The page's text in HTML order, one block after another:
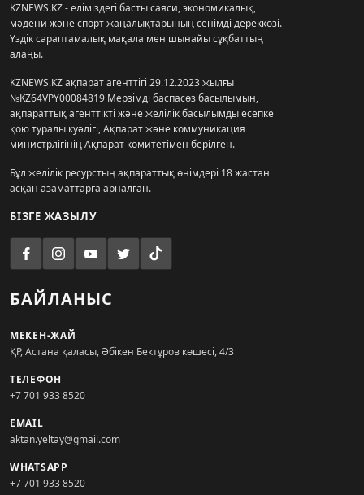
KZNEWS.KZ - еліміздегі басты саяси, экономикалық,
мәдени және спорт жаңалықтарының сенімді дереккөзі.
Үздік сараптамалық мақала мен шынайы сұқбаттың
алаңы.
KZNEWS.KZ ақпарат агенттігі 29.12.2023 жылғы
№KZ64VPY00084819 Мерзімді баспасөз басылымын,
ақпараттық агенттікті және желілік басылымды есепке
қою туралы куәлігі, Ақпарат және коммуникация
министрлігінің Ақпарат комитетімен берілген.
Бұл желілік ресурстың ақпараттық өнімдері 18 жастан
асқан азаматтарға арналған.
БІЗГЕ ЖАЗЫЛУ
БАЙЛАНЫС
МЕКЕН-ЖАЙ
ҚР, Астана қаласы, Әбікен Бектұров көшесі, 4/3
ТЕЛЕФОН
+7 701 933 8520
EMAIL
aktan.yeltay@gmail.com
WHATSAPP
+7 701 933 8520